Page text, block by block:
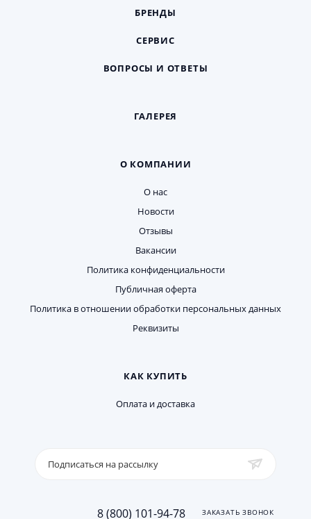
БРЕНДЫ
СЕРВИС
ВОПРОСЫ И ОТВЕТЫ
ГАЛЕРЕЯ
О КОМПАНИИ
О нас
Новости
Отзывы
Вакансии
Политика конфиденциальности
Публичная оферта
Политика в отношении обработки персональных данных
Реквизиты
КАК КУПИТЬ
Оплата и доставка
Подписаться на рассылку
8 (800) 101-94-78 ЗАКАЗАТЬ ЗВОНОК